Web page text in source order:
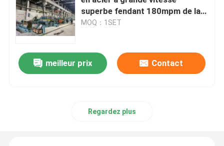
Coupez à la ligne machine de longueur
Le métal a coupé à la machine de longueur
superbe fendant 180mpm de la
ligne 4 x 1600
MOQ：1SET
meilleur prix Contact
Regardez plus